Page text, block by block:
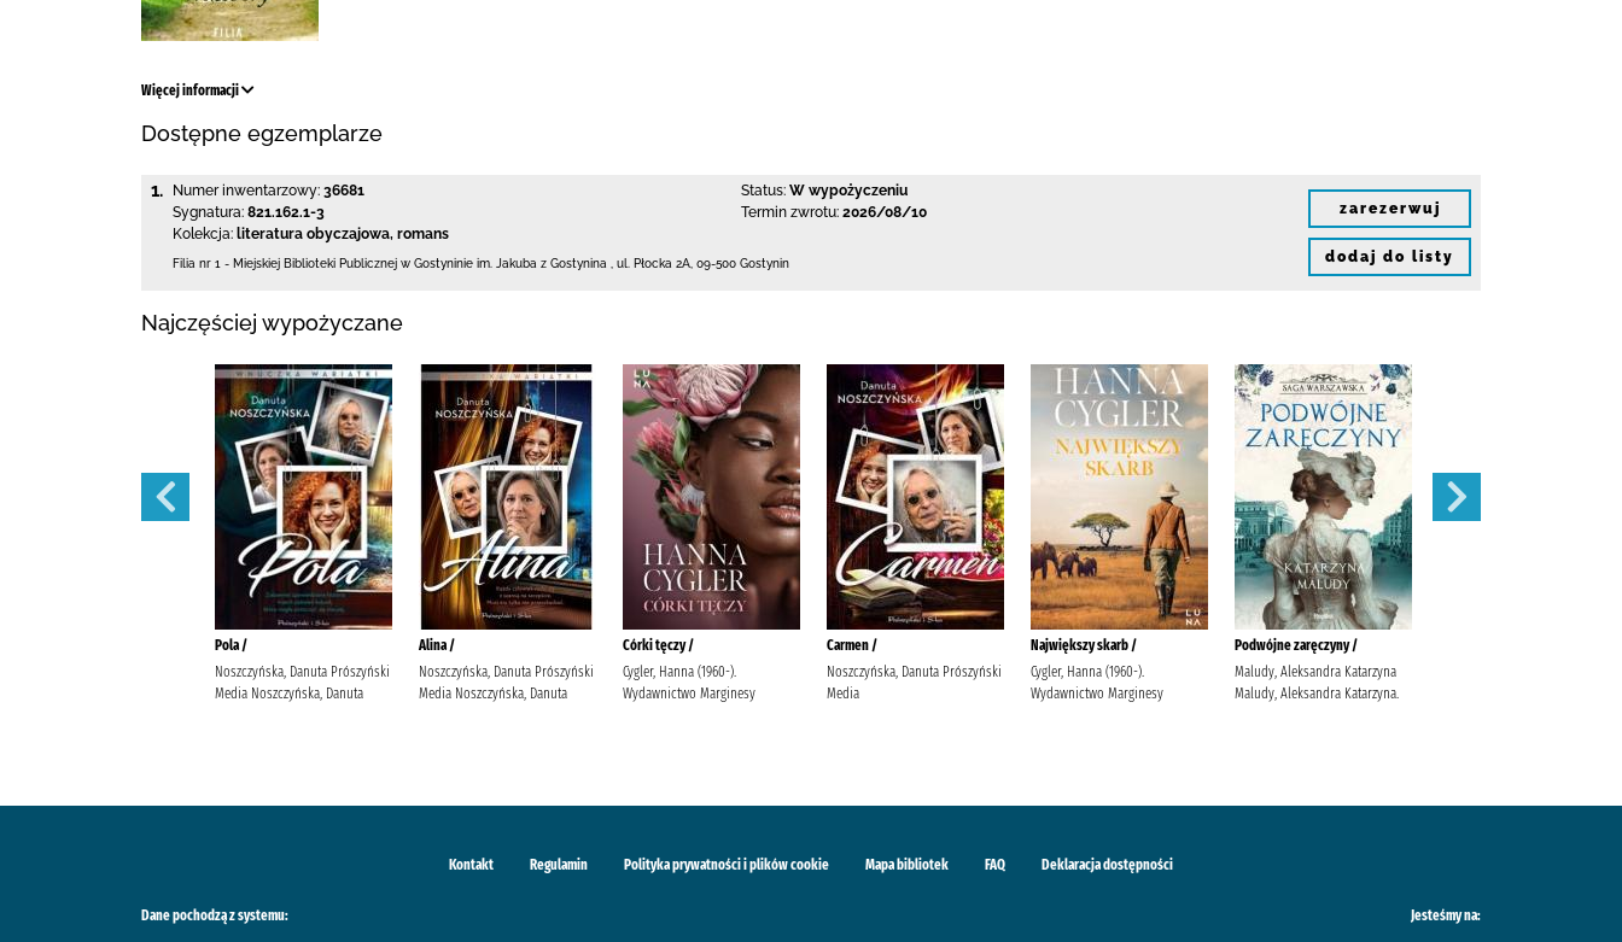
Więcej informacji
Dostępne egzemplarze
1. Numer inwentarzowy: 36681
Sygnatura: 821.162.1-3
Kolekcja: literatura obyczajowa, romans
Status: W wypożyczeniu
Termin zwrotu: 2026/08/10
Filia nr 1 - Miejskiej Biblioteki Publicznej w Gostyninie im. Jakuba z Gostynina ul. Płocka 2A 09-500 Gostynin
zarezerwuj
dodaj do listy
Najczęściej wypożyczane
Pola /
Noszczyńska, Danuta Prószyński
Media Noszczyńska, Danuta
Alina /
Noszczyńska, Danuta Prószyński
Media Noszczyńska, Danuta
Córki tęczy /
Cygler, Hanna (1960-).
Wydawnictwo Marginesy
Carmen /
Noszczyńska, Danuta Prószyński
Media
Największy skarb /
Cygler, Hanna (1960-).
Wydawnictwo Marginesy
Podwójne zaręczyny /
Maludy, Aleksandra Katarzyna
Maludy, Aleksandra Katarzyna.
Kontakt Regulamin Polityka prywatności i plików cookie Mapa bibliotek FAQ Deklaracja dostępności
Dane pochodzą z systemu: Jesteśmy na: